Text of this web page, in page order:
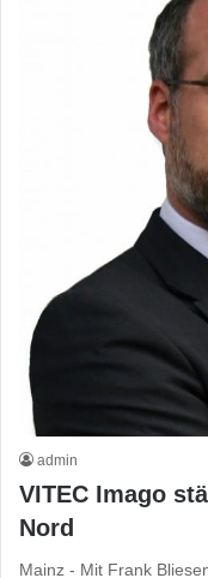
admin
VITEC Imago
Nord
Mainz - Mit Frank